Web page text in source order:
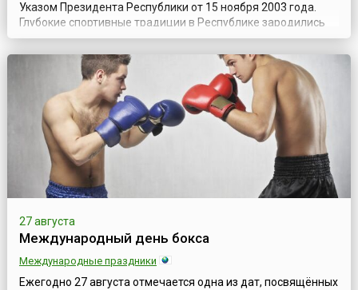
Указом Президента Республики от 15 ноября 2003 года.
Глубокие спортивные традиции в Республике зародились
ещё в советский период, когда Казахская ССР дала
советскому спорту немало талантливых спортсменов. Стоит
отметить, что чествование спортсменов в СССР также
проходило в августе, когда к...
27 августа
Международный день бокса
Международные праздники
Ежегодно 27 августа отмечается одна из дат, посвящённых